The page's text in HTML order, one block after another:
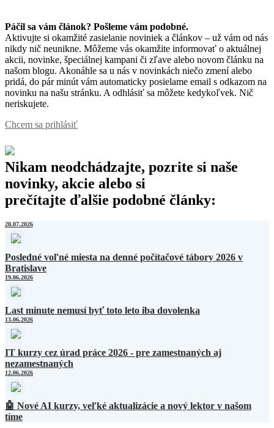
Páčil sa vám článok? Pošleme vám podobné.
Aktivujte si okamžité zasielanie noviniek a článkov – už vám od nás
nikdy nič neunikne. Môžeme vás okamžite informovať o aktuálnej
akcii, novinke, špeciálnej kampani či zľave alebo novom článku na
našom blogu. Akonáhle sa u nás v novinkách niečo zmení alebo
pridá, do pár minút vám automaticky posielame email s odkazom na
novinku na našu stránku. A odhlásiť sa môžete kedykoľvek. Nič
neriskujete.
Chcem sa prihlásiť
Nikam neodchádzajte, pozrite si naše
novinky, akcie alebo si
prečítajte ďalšie podobné články:
28.07.2026
Posledné voľné miesta na denné počítačové tábory 2026 v
Bratislave
19.06.2026
Last minute nemusí byť toto leto iba dovolenka
13.06.2026
IT kurzy cez úrad práce 2026 - pre zamestnaných aj
nezamestnaných
12.06.2026
🤖 Nové AI kurzy, veľké aktualizácie a nový lektor v našom
tíme